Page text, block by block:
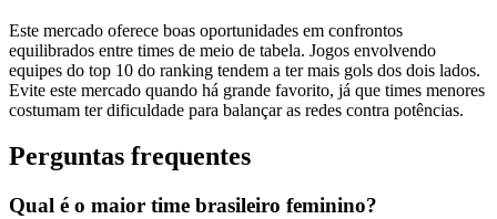
Este mercado oferece boas oportunidades em confrontos
equilibrados entre times de meio de tabela. Jogos envolvendo
equipes do top 10 do ranking tendem a ter mais gols dos dois lados.
Evite este mercado quando há grande favorito, já que times menores
costumam ter dificuldade para balançar as redes contra potências.
Perguntas frequentes
Qual é o maior time brasileiro feminino?